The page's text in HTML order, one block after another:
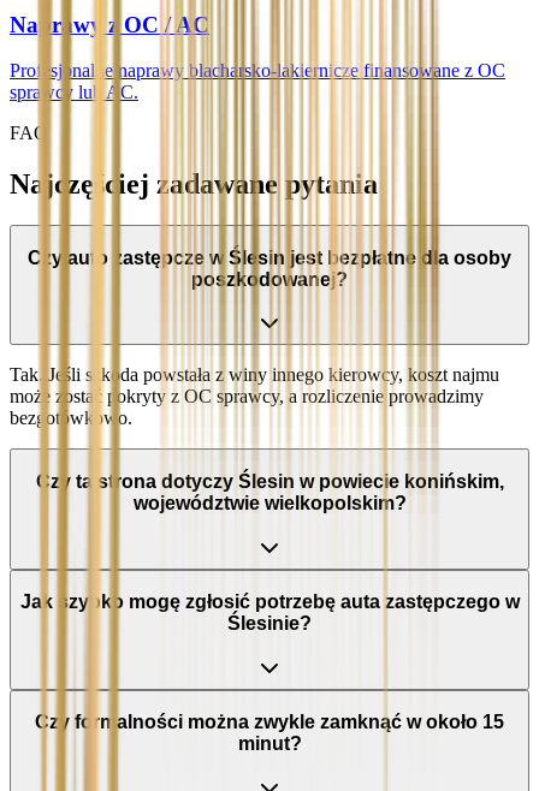
Naprawy z OC / AC
Profesjonalne naprawy blacharsko-lakiernicze finansowane z OC
sprawcy lub AC.
FAQ
Najczęściej zadawane pytania
Czy auto zastępcze w Ślesin jest bezpłatne dla osoby
poszkodowanej?
Tak. Jeśli szkoda powstała z winy innego kierowcy, koszt najmu
może zostać pokryty z OC sprawcy, a rozliczenie prowadzimy
bezgotówkowo.
Czy ta strona dotyczy Ślesin w powiecie konińskim,
województwie wielkopolskim?
Jak szybko mogę zgłosić potrzebę auta zastępczego w
Ślesinie?
Czy formalności można zwykle zamknąć w około 15
minut?